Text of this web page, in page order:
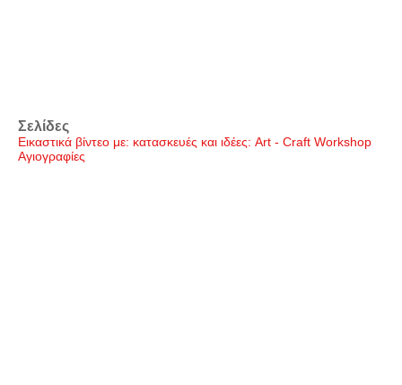
Σελίδες
Εικαστικά βίντεο με: κατασκευές και ιδέες: Art - Craft Workshop
Αγιογραφίες